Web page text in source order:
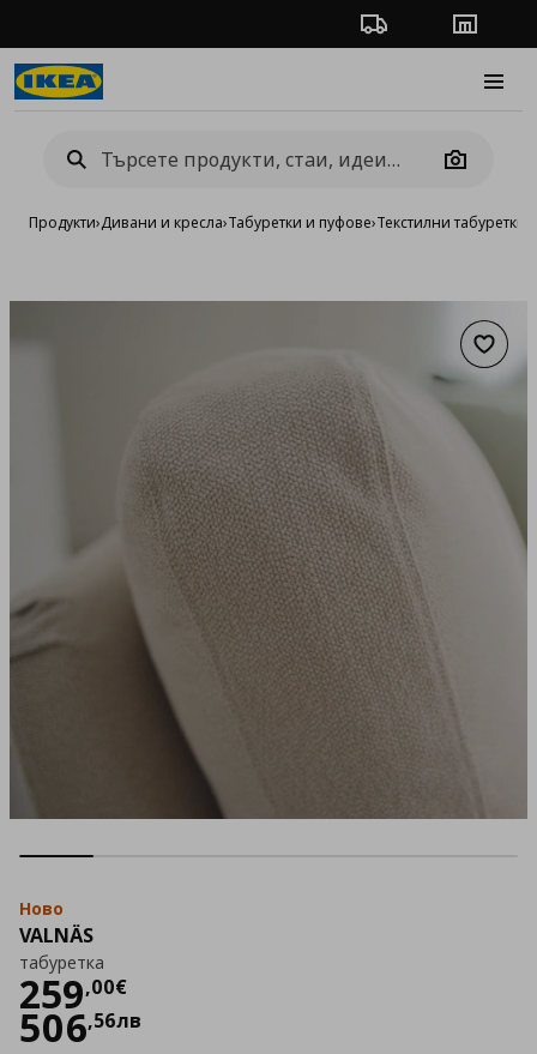
Проследяване на
Camera
Продукти›Дивани и кресла›Табуретки и пуфове›Текстилни табуретки
Ново
VALNÄS
табуретка
259,00€
Цена
506,56лв